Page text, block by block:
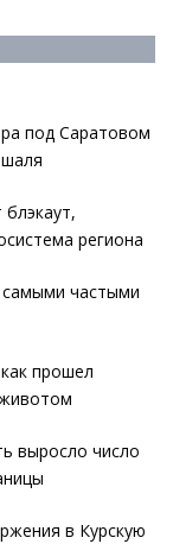
под Саратовом
региона
самыми частыми
прошел
выросло число
в Курскую